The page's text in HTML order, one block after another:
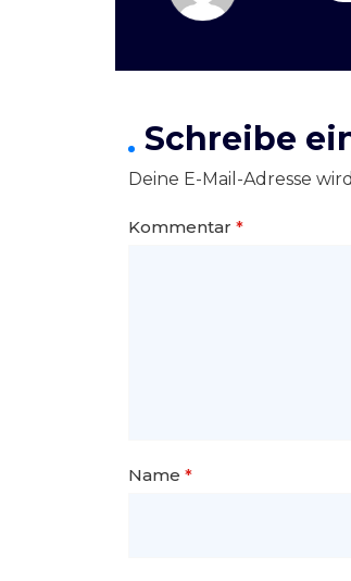
Schreibe
Deine E-Mail-Adresse
Kommentar *
Name *